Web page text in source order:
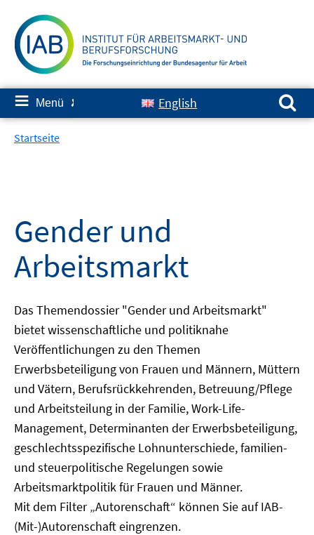
zum
Inhalt
≡ Menü ✘ English
Suchen nach:
Startseite
Gender und
Arbeitsmarkt
Das Themendossier "Gender und Arbeitsmarkt"
bietet wissenschaftliche und politiknahe
Veröffentlichungen zu den Themen
Erwerbsbeteiligung von Frauen und Männern, Müttern
und Vätern, Berufsrückkehrenden, Betreuung/Pflege
und Arbeitsteilung in der Familie, Work-Life-
Management, Determinanten der Erwerbsbeteiligung,
geschlechtsspezifische Lohnunterschiede, familien-
und steuerpolitische Regelungen sowie
Arbeitsmarktpolitik für Frauen und Männer.
Mit dem Filter „Autorenschaft“ können Sie auf IAB-
(Mit-)Autorenschaft eingrenzen.